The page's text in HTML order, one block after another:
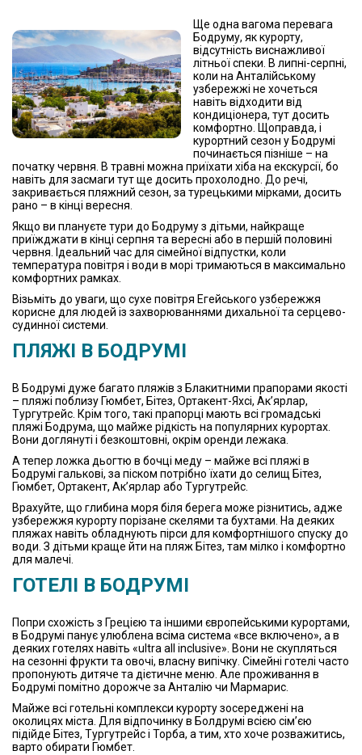
Ще одна вагома перевага
Бодруму, як курорту,
відсутність виснажливої
літньої спеки. В липні-серпні,
коли на Анталійському
узбережжі не хочеться
навіть відходити від
кондиціонера, тут досить
комфортно. Щоправда, і
курортний сезон у Бодрумі
починається пізніше – на
початку червня. В травні можна приїхати хіба на екскурсії, бо
навіть для засмаги тут ще досить прохолодно. До речі,
закривається пляжний сезон, за турецькими мірками, досить
рано – в кінці вересня.
Якщо ви плануєте тури до Бодруму з дітьми, найкраще
приїжджати в кінці серпня та вересні або в першій половині
червня. Ідеальний час для сімейної відпустки, коли
температура повітря і води в морі тримаються в максимально
комфортних рамках.
Візьміть до уваги, що сухе повітря Егейського узбережжя
корисне для людей із захворюваннями дихальної та серцево-
судинної системи.
ПЛЯЖІ В БОДРУМІ
В Бодрумі дуже багато пляжів з Блакитними прапорами якості
– пляжі поблизу Гюмбет, Бітез, Ортакент-Яхсі, Ак’ярлар,
Тургутрейс. Крім того, такі прапорці мають всі громадські
пляжі Бодрума, що майже рідкість на популярних курортах.
Вони доглянуті і безкоштовні, окрім оренди лежака.
А тепер ложка дьогтю в бочці меду – майже всі пляжі в
Бодрумі галькові, за піском потрібно їхати до селищ Бітез,
Гюмбет, Ортакент, Ак’ярлар або Тургутрейс.
Врахуйте, що глибина моря біля берега може різнитись, адже
узбережжя курорту порізане скелями та бухтами. На деяких
пляжах навіть обладнують пірси для комфортнішого спуску до
води. З дітьми краще йти на пляж Бітез, там мілко і комфортно
для малечі.
ГОТЕЛІ В БОДРУМІ
Попри схожість з Грецією та іншими європейськими курортами,
в Бодрумі панує улюблена всіма система «все включено», а в
деяких готелях навіть «ultra all inclusive». Вони не скупляться
на сезонні фрукти та овочі, власну випічку. Сімейні готелі часто
пропонують дитяче та дієтичне меню. Але проживання в
Бодрумі помітно дорожче за Анталію чи Мармарис.
Майже всі готельні комплекси курорту зосереджені на
околицях міста. Для відпочинку в Болдрумі всією сім’єю
підійде Бітез, Тургутрейс і Торба, а тим, хто хоче розважитись,
варто обирати Гюмбет.